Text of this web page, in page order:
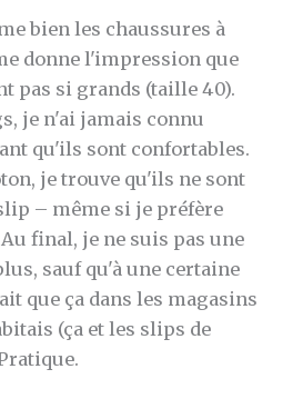
bien les chaussures à
donne l'impression que
pas si grands (taille 40).
je n'ai jamais connu
qu'ils sont confortables.
je trouve qu'ils ne sont
– même si je préfère
final, je ne suis pas une
sauf qu'à une certaine
que ça dans les magasins
(ça et les slips de